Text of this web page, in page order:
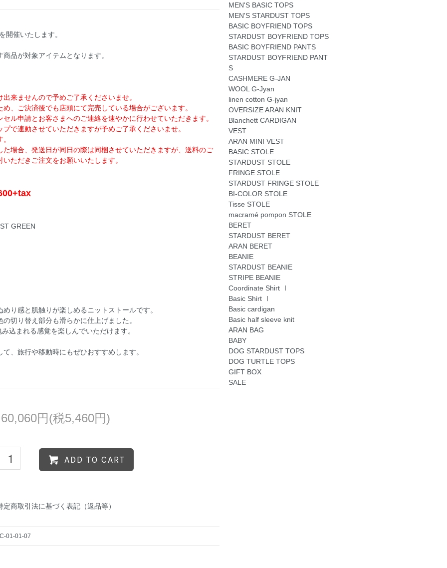
開催いたします。
品が対象アイテムとなります。
来ませんので予めご了承くださいませ。
、ご決済後でも店頭にて完売している場合がございます。
ル申請とお客さまへのご連絡を速やかに行わせていただきます。
で連動させていただきますが予めご了承くださいませ。
場合、発送日が同日の際は同梱させていただきますが、送料のご
ただきご注文をお願いいたします。
GREEN
り感と肌触りが楽しめるニットストールです。
切り替え部分も滑らかに仕上げました。
込まれる感覚を楽しんでいただけます。
、旅行や移動時にもぜひおすすめします。
60,060円(税5,460円)
ADD TO CART
定商取引法に基づく表記（返品等）
01-01-07
MEN'S BASIC TOPS
MEN'S STARDUST TOPS
BASIC BOYFRIEND TOPS
STARDUST BOYFRIEND TOPS
BASIC BOYFRIEND PANTS
STARDUST BOYFRIEND PANT
S
CASHMERE G-JAN
WOOL G-Jyan
linen cotton G-jyan
OVERSIZE ARAN KNIT
Blanchett CARDIGAN
VEST
ARAN MINI VEST
BASIC STOLE
STARDUST STOLE
FRINGE STOLE
STARDUST FRINGE STOLE
BI-COLOR STOLE
Tisse STOLE
macramé pompon STOLE
BERET
STARDUST BERET
ARAN BERET
BEANIE
STARDUST BEANIE
STRIPE BEANIE
Coordinate Shirt Ⅰ
Basic Shirt Ⅰ
Basic cardigan
Basic half sleeve knit
ARAN BAG
BABY
DOG STARDUST TOPS
DOG TURTLE TOPS
GIFT BOX
SALE